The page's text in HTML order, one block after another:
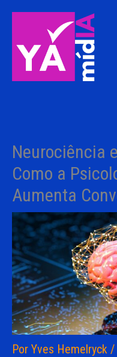
conteúdo
Neurociência
Como a
Aumenta
Por Yves Hemelryck /